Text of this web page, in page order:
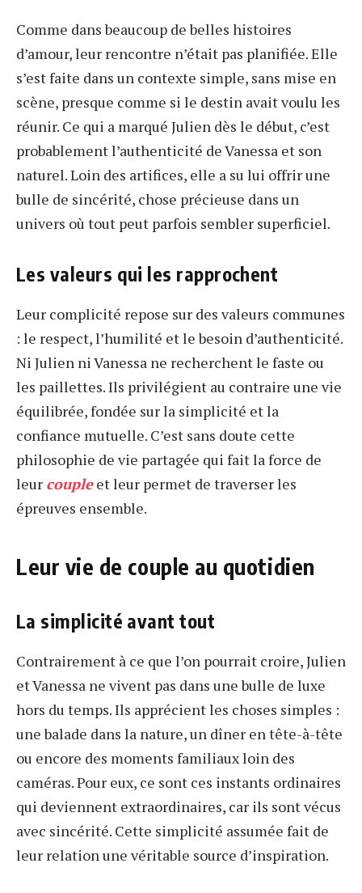
Comme dans beaucoup de belles histoires
d’amour, leur rencontre n’était pas planifiée. Elle
s’est faite dans un contexte simple, sans mise en
scène, presque comme si le destin avait voulu les
réunir. Ce qui a marqué Julien dès le début, c’est
probablement l’authenticité de Vanessa et son
naturel. Loin des artifices, elle a su lui offrir une
bulle de sincérité, chose précieuse dans un
univers où tout peut parfois sembler superficiel.
Les valeurs qui les rapprochent
Leur complicité repose sur des valeurs communes
: le respect, l’humilité et le besoin d’authenticité.
Ni Julien ni Vanessa ne recherchent le faste ou
les paillettes. Ils privilégient au contraire une vie
équilibrée, fondée sur la simplicité et la
confiance mutuelle. C’est sans doute cette
philosophie de vie partagée qui fait la force de
leur coupleet leur permet de traverser les
épreuves ensemble.
Leur vie de couple au quotidien
La simplicité avant tout
Contrairement à ce que l’on pourrait croire, Julien
et Vanessa ne vivent pas dans une bulle de luxe
hors du temps. Ils apprécient les choses simples :
une balade dans la nature, un dîner en tête-à-tête
ou encore des moments familiaux loin des
caméras. Pour eux, ce sont ces instants ordinaires
qui deviennent extraordinaires, car ils sont vécus
avec sincérité. Cette simplicité assumée fait de
leur relation une véritable source d’inspiration.